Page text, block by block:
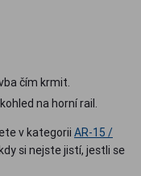
čím krmit.
na horní rail.
v kategorii AR-15 /
si nejste jistí, jestli se